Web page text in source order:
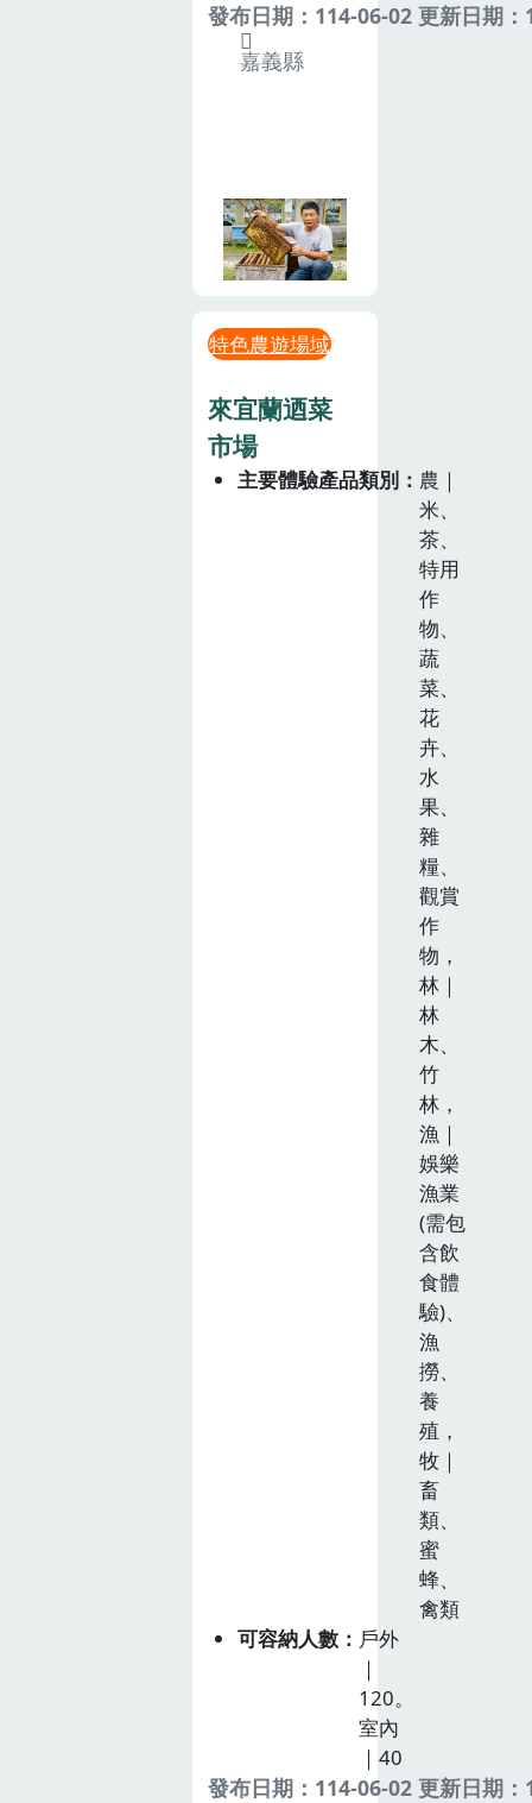
發布日期：114-06-02 更新日期
嘉義縣
特色農遊場域
來宜蘭迺菜
市場
主要體驗產品類別
農｜
米、
茶、
特用
作
物、
蔬
菜、
花
卉、
水
果、
雜
糧、
觀賞
作
物，
林｜
林
木、
竹
林，
漁｜
娛樂
漁業
(需包
含飲
食體
驗)、
漁
撈、
養
殖，
牧｜
畜
類、
蜜
蜂、
禽類
可容納人數
戶外
｜
120。
室內
｜40
發布日期：114-06-02 更新日期